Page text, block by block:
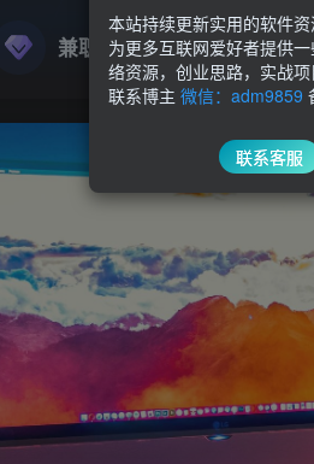
兼职副业
本站持续更新实用的软件资
为更多互联网爱好者提供
络资源，创业思路，实战项
联系博主 微信：adm9859
联系客服